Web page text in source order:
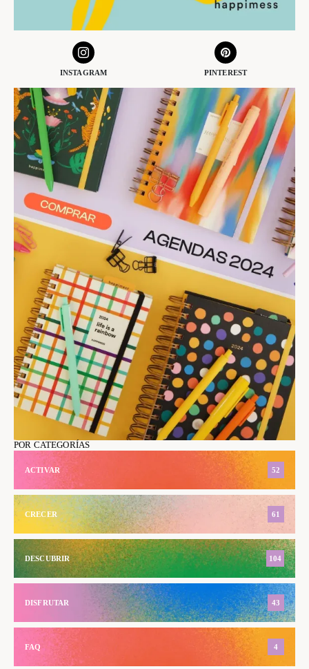
INSTAGRAM PINTEREST
POR CATEGORÍAS
ACTIVAR 52
CRECER 61
DESCUBRIR 104
DISFRUTAR 43
FAQ 4